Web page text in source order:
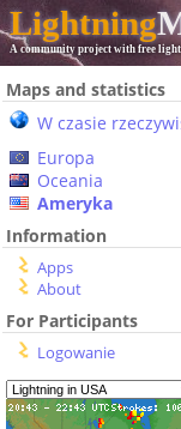
Lightning
A community project with free
Maps and statistics
W czasie
Europa
Oceania
Ameryka
Information
Apps
About
For Participants
Logowanie